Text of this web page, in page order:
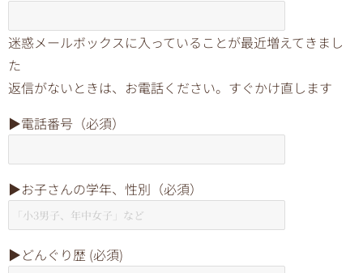
迷惑メールボックスに入っていることが最近増えてきまし
た
返信がないときは、お電話ください。すぐかけ直します
▶︎電話番号（必須）
▶︎お子さんの学年、性別（必須）
▶︎どんぐり歴 (必須)